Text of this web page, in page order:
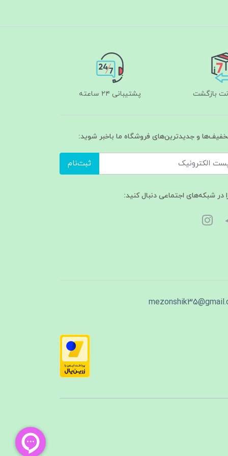
پشتیبانی ۲۴ ساعته
و جدیدترین‌های فروشگاه ما باخبر شوید:
ثبت‌نام
در شبکه‌های اجتماعی دنبال کنید: